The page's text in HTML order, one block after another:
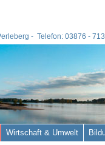
- Telefon: 03876 -
Wirtschaft & Umwelt